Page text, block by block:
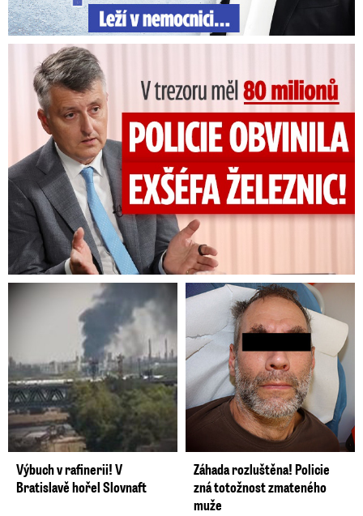
V trezoru měl 80 milionů: Policie obvinila exšéfa železnic!
Výbuch v rafinerii! V
Bratislavě hořel Slovnaft
Záhada rozluštěna! Policie
zná totožnost zmateného
muže